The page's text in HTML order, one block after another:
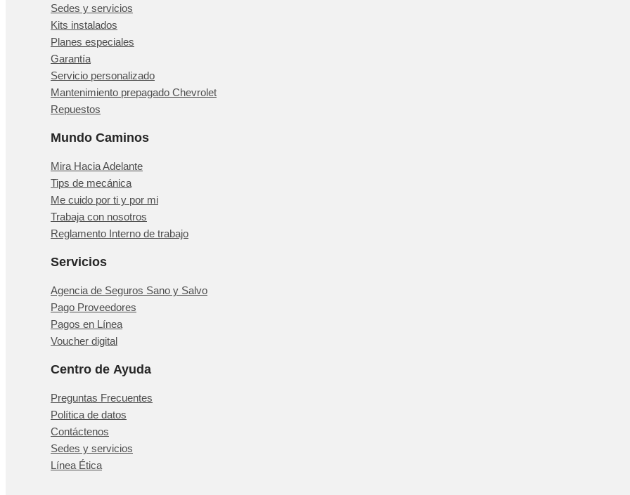
Sedes y servicios
Kits instalados
Planes especiales
Garantía
Servicio personalizado
Mantenimiento prepagado Chevrolet
Repuestos
Mundo Caminos
Mira Hacia Adelante
Tips de mecánica
Me cuido por ti y por mi
Trabaja con nosotros
Reglamento Interno de trabajo
Servicios
Agencia de Seguros Sano y Salvo
Pago Proveedores
Pagos en Línea
Voucher digital
Centro de Ayuda
Preguntas Frecuentes
Política de datos
Contáctenos
Sedes y servicios
Línea Ética